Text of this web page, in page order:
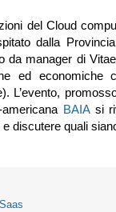
del Cloud
dalla
da manager di
ed
L’evento,
BAIAsi
discutere quali
Saas